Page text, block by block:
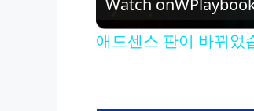
Watch on
애드센스 판이 바뀌었